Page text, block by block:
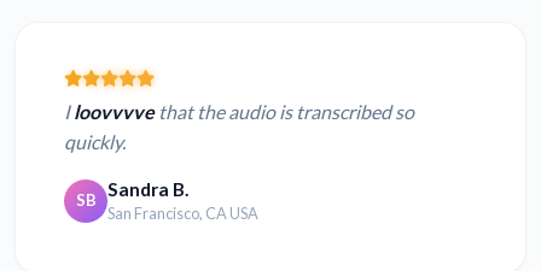
Iloovvvvethat the audio is transcribed so
quickly.
SB Sandra B.
San Francisco, CA USA